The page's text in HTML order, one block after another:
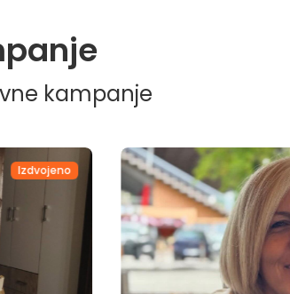
kampanje
Izdvojeno